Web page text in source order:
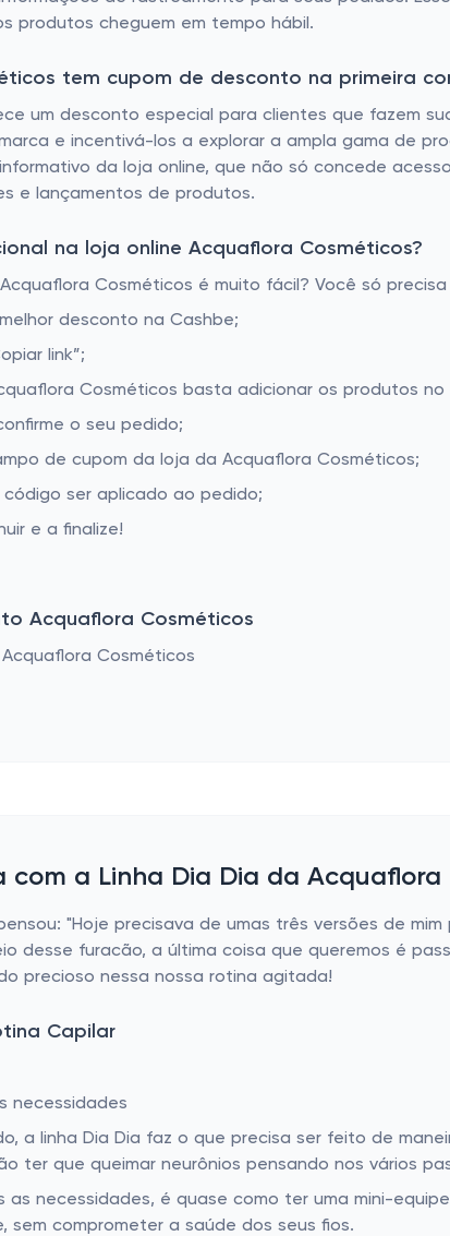
produtos cheguem em tempo hábil.
tem cupom de desconto na primeira
um desconto especial para clientes que fazem
e incentivá-los a explorar a ampla gama de
da loja online, que não só concede
e lançamentos de produtos.
na loja online Acquaflora Cosméticos?
Cosméticos é muito fácil? Você só
desconto na Cashbe;
link”;
Cosméticos basta adicionar os produtos no
o seu pedido;
de cupom da loja da Acquaflora Cosméticos;
ser aplicado ao pedido;
e a finalize!
Acquaflora Cosméticos
com a Linha Dia Dia da Acquaflora
"Hoje precisava de umas três versões de
desse furacão, a última coisa que queremos é
precioso nessa nossa rotina agitada!
Capilar
necessidades
a linha Dia Dia faz o que precisa ser feito de
ter que queimar neurônios pensando nos vários
necessidades, é quase como ter uma mini-
sem comprometer a saúde dos seus fios.